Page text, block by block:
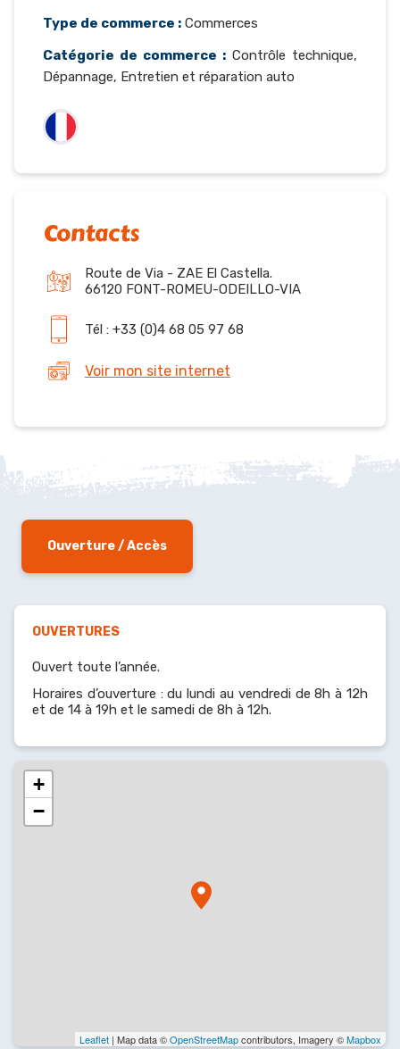
Type de commerce : Commerces
Catégorie de commerce : Contrôle technique,
Dépannage, Entretien et réparation auto
Contacts
Route de Via - ZAE El Castella.
66120 FONT-ROMEU-ODEILLO-VIA
Tél : +33 (0)4 68 05 97 68
Voir mon site internet
Ouverture / Accès
OUVERTURES
Ouvert toute l’année.
Horaires d’ouverture : du lundi au vendredi de 8h à 12h
et de 14 à 19h et le samedi de 8h à 12h.
+
−
Leaflet | Map data ©OpenStreetMapcontributors, Imagery ©Mapbox